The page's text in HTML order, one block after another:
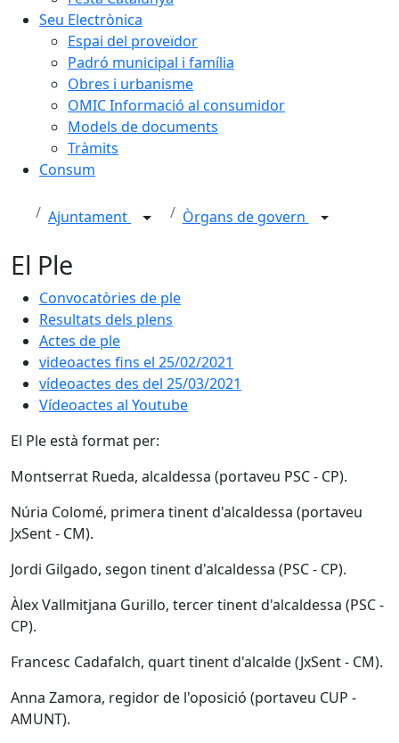
Seu Electrònica
Espai del proveïdor
Padró municipal i família
Obres i urbanisme
OMIC Informació al consumidor
Models de documents
Tràmits
Consum
Ajuntament Òrgans de govern
El Ple
Convocatòries de ple
Resultats dels plens
Actes de ple
videoactes fins el 25/02/2021
vídeoactes des del 25/03/2021
Vídeoactes al Youtube
El Ple està format per:
Montserrat Rueda, alcaldessa (portaveu PSC - CP).
Núria Colomé, primera tinent d'alcaldessa (portaveu
JxSent - CM).
Jordi Gilgado, segon tinent d'alcaldessa (PSC - CP).
Àlex Vallmitjana Gurillo, tercer tinent d'alcaldessa (PSC -
CP).
Francesc Cadafalch, quart tinent d'alcalde (JxSent - CM).
Anna Zamora, regidor de l'oposició (portaveu CUP -
AMUNT).